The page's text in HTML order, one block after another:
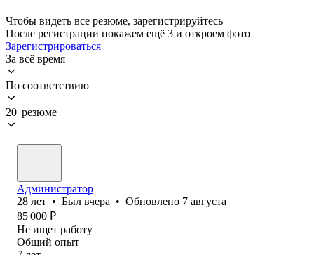
Чтобы видеть все резюме, зарегистрируйтесь
После регистрации покажем ещё 3 и откроем фото
Зарегистрироваться
За всё время
По соответствию
20 резюме
Администратор
28 лет • Был вчера • Обновлено 7 августа
85 000 ₽
Не ищет работу
Общий опыт